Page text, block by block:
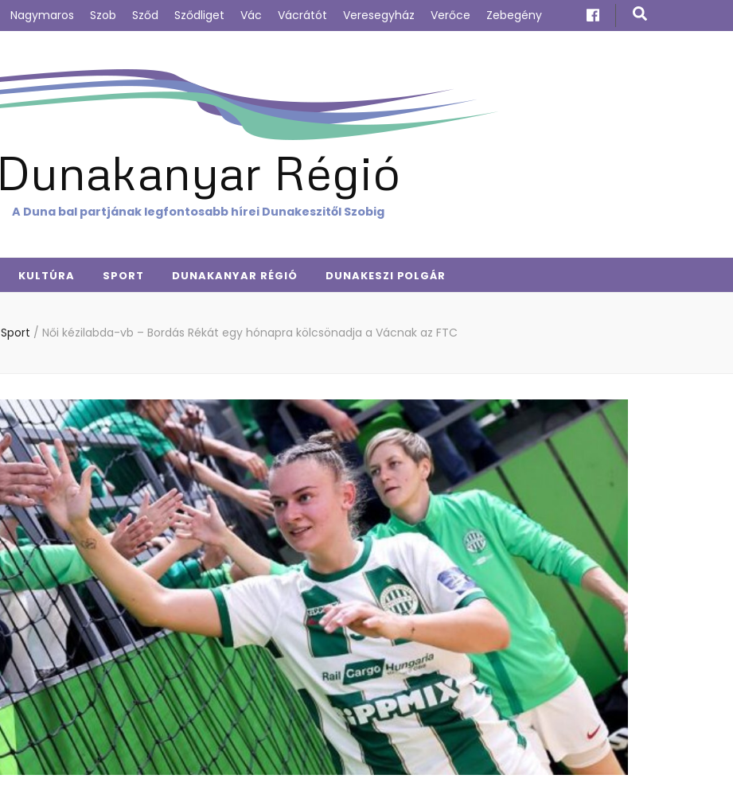
Nagymaros Szob Sződ Sződliget Vác Vácrátót Veresegyház Verőce Zebegény
Dunakanyar Régió
A Duna bal partjának legfontosabb hírei Dunakeszitől Szobig
KULTÚRA SPORT DUNAKANYAR RÉGIÓ DUNAKESZI POLGÁR
Sport / Női kézilabda-vb – Bordás Rékát egy hónapra kölcsönadja a Vácnak az FTC